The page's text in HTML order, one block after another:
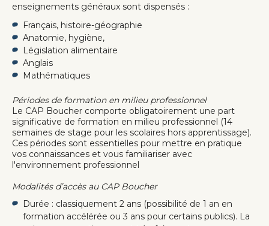
enseignements généraux sont dispensés :
Français, histoire-géographie
Anatomie, hygiène,
Législation alimentaire
Anglais
Mathématiques
Périodes de formation en milieu professionnel
Le CAP Boucher comporte obligatoirement une part
significative de formation en milieu professionnel (14
semaines de stage pour les scolaires hors apprentissage).
Ces périodes sont essentielles pour mettre en pratique
vos connaissances et vous familiariser avec
l'environnement professionnel
Modalités d’accès au CAP Boucher
Durée : classiquement 2 ans (possibilité de 1 an en
formation accélérée ou 3 ans pour certains publics). La